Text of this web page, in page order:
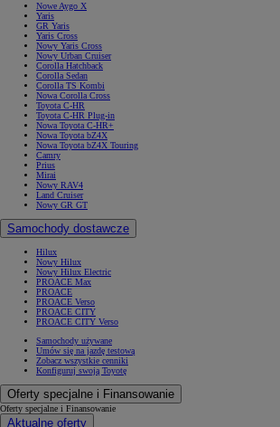
Nowe Aygo X
Yaris
GR Yaris
Yaris Cross
Nowy Yaris Cross
Nowy Urban Cruiser
Corolla Hatchback
Corolla Sedan
Corolla TS Kombi
Nowa Corolla Cross
Toyota C-HR
Toyota C-HR Plug-in
Nowa Toyota C-HR+
Nowa Toyota bZ4X
Nowa Toyota bZ4X Touring
Camry
Prius
Mirai
Nowy RAV4
Land Cruiser
Nowy GR GT
Samochody dostawcze
Hilux
Nowy Hilux
Nowy Hilux Electric
PROACE Max
PROACE
PROACE Verso
PROACE CITY
PROACE CITY Verso
Samochody używane
Umów się na jazdę testową
Zobacz wszystkie cenniki
Konfiguruj swoją Toyotę
Oferty specjalne i Finansowanie
Oferty specjalne i Finansowanie
Aktualne oferty